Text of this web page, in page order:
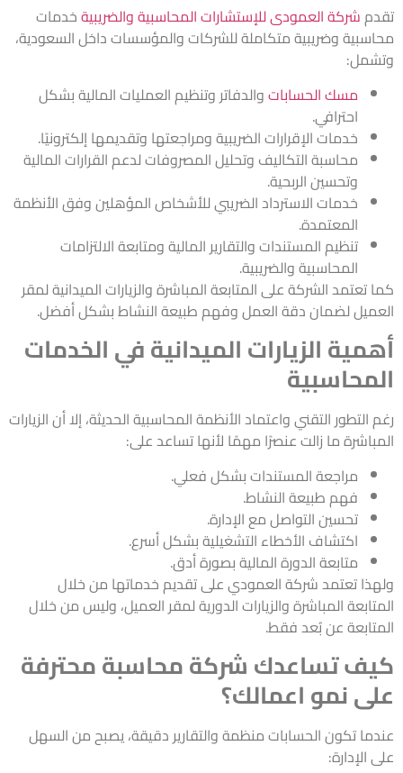
تقدمشركة العمودى للإستشارات المحاسبية والضريبيةخدمات
محاسبية وضريبية متكاملة للشركات والمؤسسات داخل السعودية،
وتشمل:
مسك الحساباتوالدفاتر وتنظيم العمليات المالية بشكل
احترافي.
خدمات الإقرارات الضريبية ومراجعتها وتقديمها إلكترونيًا.
محاسبة التكاليف وتحليل المصروفات لدعم القرارات المالية
وتحسين الربحية.
خدمات الاسترداد الضريبي للأشخاص المؤهلين وفق الأنظمة
المعتمدة.
تنظيم المستندات والتقارير المالية ومتابعة الالتزامات
المحاسبية والضريبية.
كما تعتمد الشركة على المتابعة المباشرة والزيارات الميدانية لمقر
العميل لضمان دقة العمل وفهم طبيعة النشاط بشكل أفضل.
أهمية الزيارات الميدانية في الخدمات
المحاسبية
رغم التطور التقني واعتماد الأنظمة المحاسبية الحديثة، إلا أن الزيارات
المباشرة ما زالت عنصرًا مهمًا لأنها تساعد على:
مراجعة المستندات بشكل فعلي.
فهم طبيعة النشاط.
تحسين التواصل مع الإدارة.
اكتشاف الأخطاء التشغيلية بشكل أسرع.
متابعة الدورة المالية بصورة أدق.
ولهذا تعتمد شركة العمودي على تقديم خدماتها من خلال
المتابعة المباشرة والزيارات الدورية لمقر العميل، وليس من خلال
المتابعة عن بُعد فقط.
كيف تساعدك شركة محاسبة محترفة
على نمو اعمالك؟
عندما تكون الحسابات منظمة والتقارير دقيقة، يصبح من السهل
على الإدارة: